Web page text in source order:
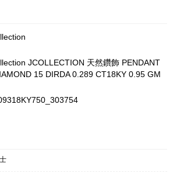
JCOLLECTION 天然鑽飾 PENDANT
15 DIRDA 0.289 CT18KY 0.95 GM